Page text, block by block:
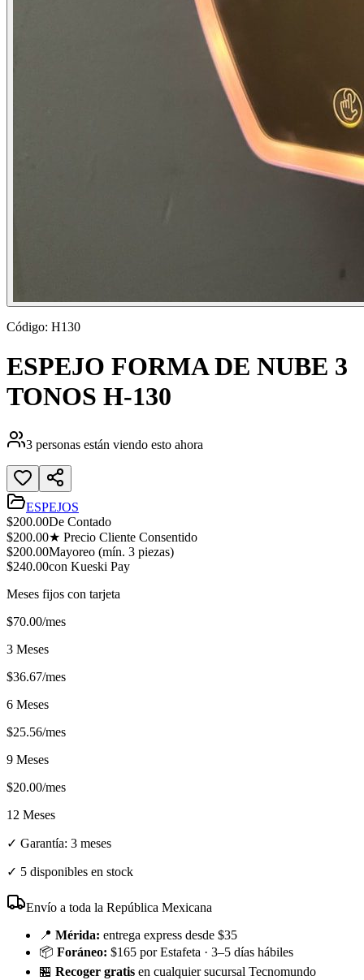
Código: H130
ESPEJO FORMA DE NUBE 3
TONOS H-130
3 personas están viendo esto ahora
ESPEJOS
$200.00De Contado
$200.00★ Precio Cliente Consentido
$200.00Mayoreo (mín. 3 piezas)
$240.00con Kueski Pay
Meses fijos con tarjeta
$70.00/mes
3 Meses
$36.67/mes
6 Meses
$25.56/mes
9 Meses
$20.00/mes
12 Meses
✓ Garantía: 3 meses
✓ 5 disponibles en stock
Envío a toda la República Mexicana
📍 Mérida: entrega express desde $35
📦 Foráneo: $165 por Estafeta · 3–5 días hábiles
🏪 Recoger gratis en cualquier sucursal Tecnomundo